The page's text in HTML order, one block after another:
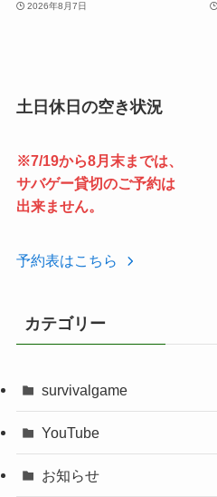
2026年8月7日
土日休日の空き状況
※7/19から8月末までは、
サバゲー貸切のご予約は
出来ません。
予約表はこちら
カテゴリー
survivalgame
YouTube
お知らせ